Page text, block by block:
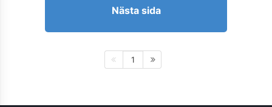
Nästa sida
1